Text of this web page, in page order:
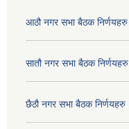
आठौ नगर सभा बैठक निर्णयहरु
सातौ नगर सभा बैठक निर्णयहरु
छैठौ नगर सभा बैठक निर्णयहरु